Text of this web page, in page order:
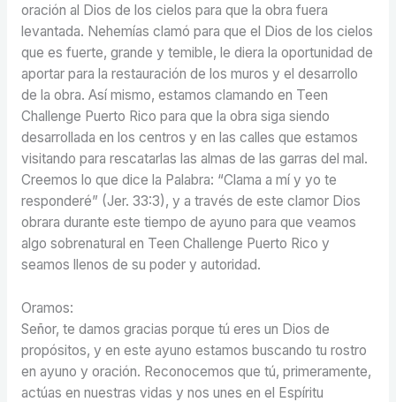
oración al Dios de los cielos para que la obra fuera
levantada. Nehemías clamó para que el Dios de los cielos
que es fuerte, grande y temible, le diera la oportunidad de
aportar para la restauración de los muros y el desarrollo
de la obra. Así mismo, estamos clamando en Teen
Challenge Puerto Rico para que la obra siga siendo
desarrollada en los centros y en las calles que estamos
visitando para rescatarlas las almas de las garras del mal.
Creemos lo que dice la Palabra: “Clama a mí y yo te
responderé” (Jer. 33:3), y a través de este clamor Dios
obrara durante este tiempo de ayuno para que veamos
algo sobrenatural en Teen Challenge Puerto Rico y
seamos llenos de su poder y autoridad.
Oramos:
Señor, te damos gracias porque tú eres un Dios de
propósitos, y en este ayuno estamos buscando tu rostro
en ayuno y oración. Reconocemos que tú, primeramente,
actúas en nuestras vidas y nos unes en el Espíritu